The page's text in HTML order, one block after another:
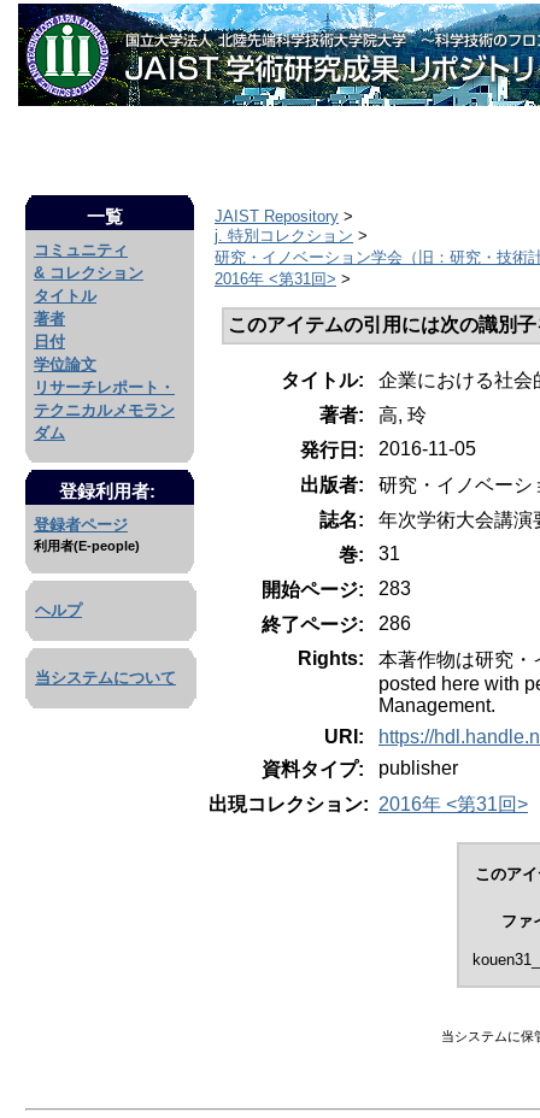
一覧
コミュニティ
& コレクション
タイトル
著者
日付
学位論文
リサーチレポート・
テクニカルメモラン
ダム
登録利用者:
登録者ページ
利用者(E-people)
ヘルプ
当システムについて
JAIST Repository >
j. 特別コレクション >
研究・イノベーション学会（旧：研究・技術
2016年 <第31回> >
このアイテムの引用には次の識別
タイトル:
企業における社会
著者:
高, 玲
発行日:
2016-11-05
出版者:
研究・イノベーシ
誌名:
年次学術大会講演
巻:
31
開始ページ:
283
終了ページ:
286
Rights:
本著作物は研究・
posted here with
Management.
URI:
https://
資料タイプ:
publisher
出現コレクション: 2016年 <第31回>
このア
ファ
当システムに保